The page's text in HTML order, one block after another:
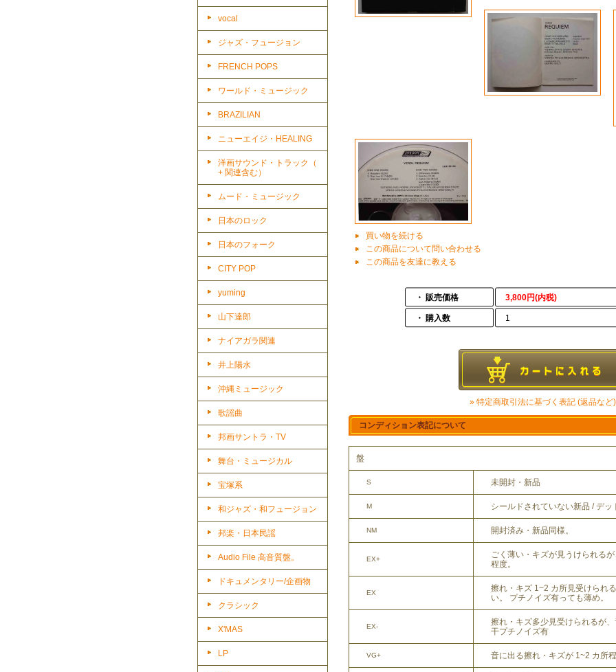
vocal
ジャズ・フュージョン
FRENCH POPS
ワールド・ミュージック
BRAZILIAN
ニューエイジ・HEALING
洋画サウンド・トラック（
+ 関連含む）
ムード・ミュージック
日本のロック
日本のフォーク
CITY POP
yuming
山下達郎
ナイアガラ関連
井上陽水
沖縄ミュージック
歌謡曲
邦画サントラ・TV
舞台・ミュージカル
宝塚系
和ジャズ・和フュージョン
邦楽・日本民謡
Audio File 高音質盤。
ドキュメンタリー/企画物
クラシック
X'MAS
LP
買い物を続ける
この商品について問い合わせる
この商品を友達に教える
・ 販売価格 3,800円(内税)
・ 購入数 1
» 特定商取引法に基づく表記 (返品など)
コンディション表記について
盤
S 未開封・新品
M シールドされていない新品 / デッ
NM 開封済み・新品同様。
EX+
ごく薄い・キズが見うけられる
程度。
EX
擦れ・キズ 1~2 カ所見受けられ
い。 プチノイズ有っても薄め。
EX-
擦れ・キズ多少見受けられるが
干プチノイズ有
VG+ 音に出る擦れ・キズが 1~2 カ所程